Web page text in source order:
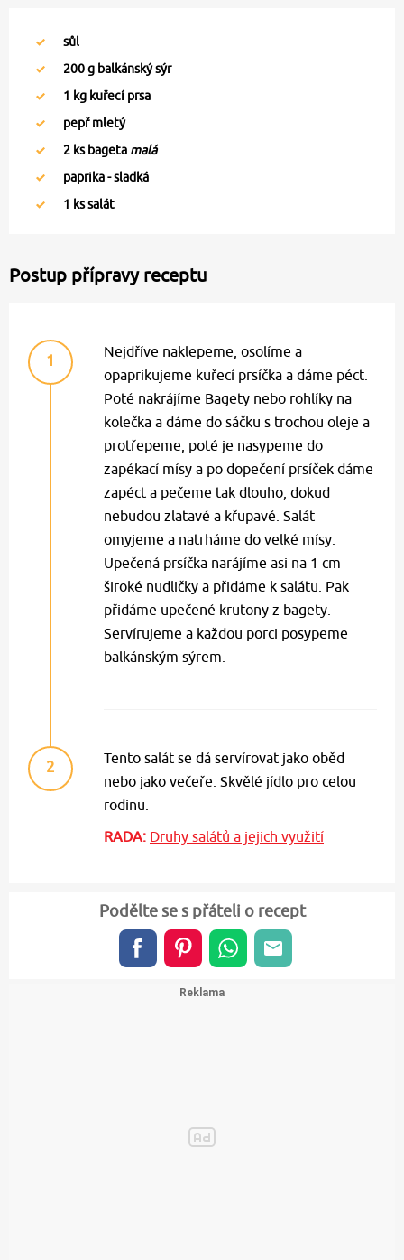
sůl
200g balkánský sýr
1 kg kuřecí prsa
pepř mletý
2 ks bageta malá
paprika - sladká
1 ks salát
Postup přípravy receptu
1
Nejdříve naklepeme, osolíme a
opaprikujeme kuřecí prsíčka a dáme péct.
Poté nakrájíme Bagety nebo rohlíky na
kolečka a dáme do sáčku s trochou oleje a
protřepeme, poté je nasypeme do
zapékací mísy a po dopečení prsíček dáme
zapéct a pečeme tak dlouho, dokud
nebudou zlatavé a křupavé. Salát
omyjeme a natrháme do velké mísy.
Upečená prsíčka narájíme asi na 1 cm
široké nudličky a přidáme k salátu. Pak
přidáme upečené krutony z bagety.
Servírujeme a každou porci posypeme
balkánským sýrem.
2
Tento salát se dá servírovat jako oběd
nebo jako večeře. Skvělé jídlo pro celou
rodinu.
RADA: Druhy salátů a jejich využití
Podělte se s přáteli o recept